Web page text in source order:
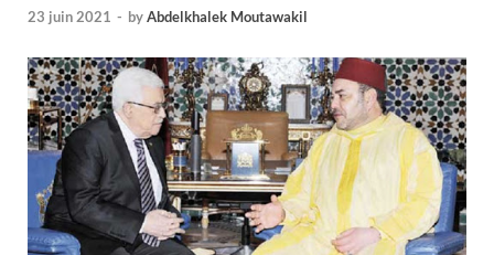
23 juin 2021 - byAbdelkhalek Moutawakil